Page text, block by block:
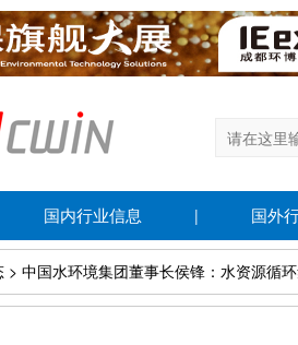
国内行业信息 | 国外
> 中国水环境集团董事长侯锋：水资源循